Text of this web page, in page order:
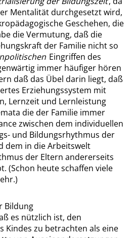
Mentalität durchgesetzt wird,
Geschehen, die
die Vermutung, daß die
der Familie nicht so
Eingriffen des
immer häufiger hören
daß das Übel darin liegt, daß
Erziehungssystem mit
Lernzeit und Lernleistung
die der Familie immer
zwischen dem individuellen
und Bildungsrhythmus der
dem in die Arbeitswelt
der Eltern andererseits
(Schon heute schaffen viele
Bildung
es nützlich ist, den
Kindes zu betrachten als eine